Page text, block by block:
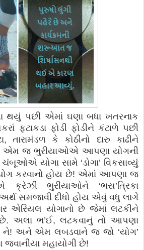
થયું પછી એમાં ઘણા બધા ખતરનાક
ફટાકડા ફોડી ફોડીને કંટાળે પછી
તારામંડળ કે કોઠીનો દારુ કાઢીને
એમ જ ભુરીયાઓએ આપણા યોગની
યોગા સામે ‘ડોગા’ વિકસાવ્યું
કરવાનો હોય છે! એમાં આપણા જ
ભુરીયાઓને ‘ભસ’ત્રિકા
સમજાવી દીધો હોય એવું વધુ લાગે
એરિયલ યોગાનો છે જેમાં લટકીને
છે. અલા ભ’ઈ, લટકવાનું તો આપણા
ને! અને એમ લબડવાને જ જો ‘યોગ’
જવાનીયા મહાયોગી છે!